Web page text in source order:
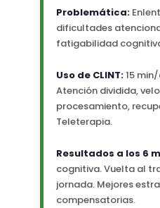
Problemática:
dificultades
fatigabilidad
Uso de CLINT:15
Atención dividida,
procesamiento,
Teleterapia.
Resultados a los 6
cognitiva. Vuelta al
jornada. Mejores
compensatorias.